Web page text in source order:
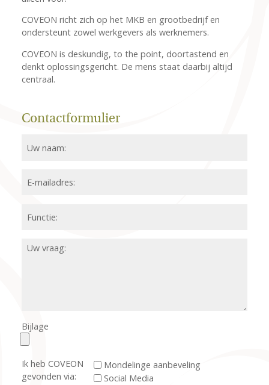
COVEON richt zich op het MKB en grootbedrijf en
ondersteunt zowel werkgevers als werknemers.
COVEON is deskundig, to the point, doortastend en
denkt oplossingsgericht. De mens staat daarbij altijd
centraal.
Contactformulier
Bijlage
Ik heb COVEON
gevonden via:
Mondelinge aanbeveling
Social Media